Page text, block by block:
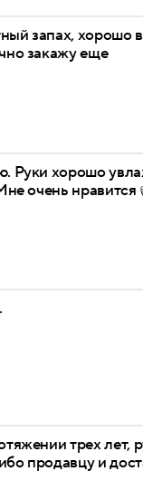
запах, хорошо
закажу еще
Руки хорошо
очень
трех лет,
продавцу и